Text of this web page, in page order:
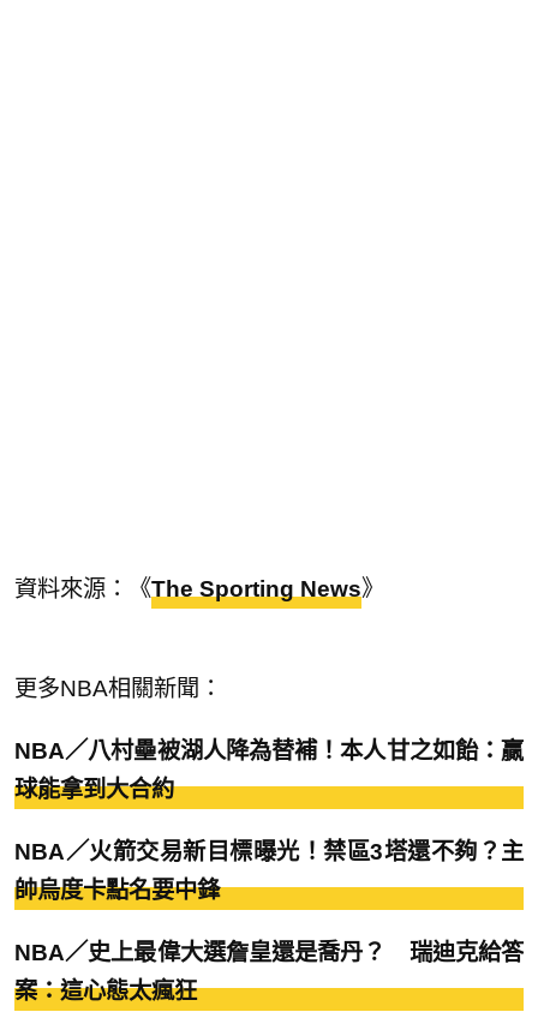
資料來源：《The Sporting News》
更多NBA相關新聞：
NBA／八村壘被湖人降為替補！本人甘之如飴：贏
球能拿到大合約
NBA／火箭交易新目標曝光！禁區3塔還不夠？主
帥烏度卡點名要中鋒
NBA／史上最偉大選詹皇還是喬丹？ 瑞迪克給答
案：這心態太瘋狂